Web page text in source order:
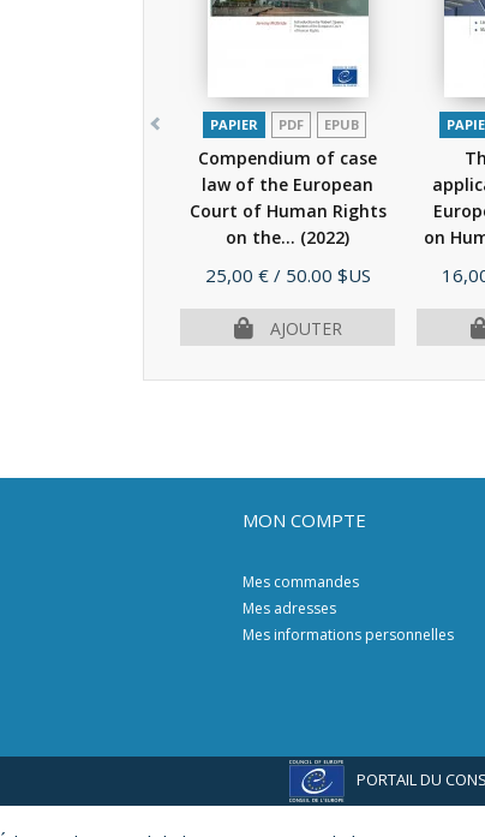
PAPIER PDF EPUB
Compendium of case
law of the European
Court of Human Rights
on the... (2022)
Prix
25,00 € / 50.00 $US
AJOUTER
on
Prix
MON COMPTE
Mes commandes
Mes adresses
Mes informations personnelles
PORTAIL DU